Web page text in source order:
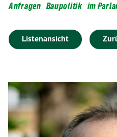
Anfragen Baupolitik im
Listenansicht